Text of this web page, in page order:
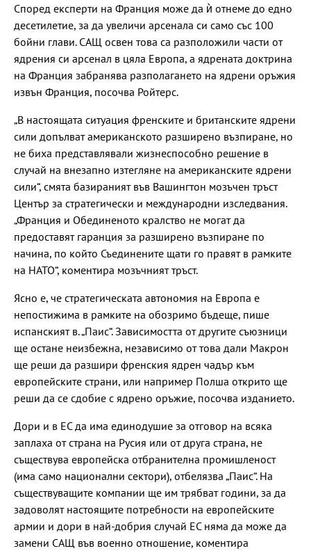
Според експерти на Франция може да ѝ отнеме до едно
десетилетие, за да увеличи арсенала си само със 100
бойни глави. САЩ освен това са разположили части от
ядрения си арсенал в цяла Европа, а ядрената доктрина
на Франция забранява разполагането на ядрени оръжия
извън Франция, посочва Ройтерс.
„В настоящата ситуация френските и британските ядрени
сили допълват американското разширено възпиране, но
не биха представлявали жизнеспособно решение в
случай на внезапно изтегляне на американските ядрени
сили“, смята базираният във Вашингтон мозъчен тръст
Център за стратегически и международни изследвания.
„Франция и Обединеното кралство не могат да
предоставят гаранция за разширено възпиране по
начина, по който Съединените щати го правят в рамките
на НАТО“, коментира мозъчният тръст.
Ясно е, че стратегическата автономия на Европа е
непостижима в рамките на обозримо бъдеще, пише
испанският в. „Паис“. Зависимостта от другите съюзници
ще остане неизбежна, независимо от това дали Макрон
ще реши да разшири френския ядрен чадър към
европейските страни, или например Полша открито ще
реши да се сдобие с ядрено оръжие, посочва изданието.
Дори и в ЕС да има единодушие за отговор на всяка
заплаха от страна на Русия или от друга страна, не
съществува европейска отбранителна промишленост
(има само национални сектори), отбелязва „Паис“. На
съществуващите компании ще им трябват години, за да
задоволят настоящите потребности на европейските
армии и дори в най-добрия случай ЕС няма да може да
замени САЩ във военно отношение, коментира